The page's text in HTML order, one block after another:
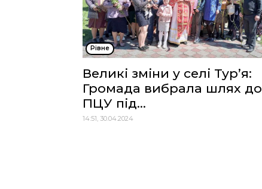
Рівне
Великі зміни у селі Тур’я:
Громада вибрала шлях до
ПЦУ під...
14:51, 30.04.2024